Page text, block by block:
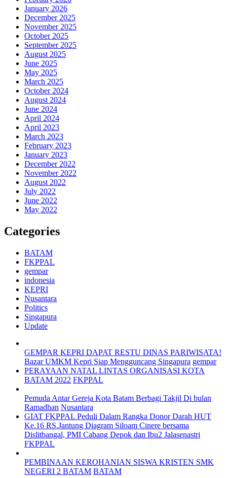
January 2026
December 2025
November 2025
October 2025
September 2025
August 2025
June 2025
May 2025
March 2025
October 2024
August 2024
June 2024
April 2024
April 2023
March 2023
February 2023
January 2023
December 2022
November 2022
August 2022
July 2022
June 2022
May 2022
Categories
BATAM
FKPPAL
gempar
indonesia
KEPRI
Nusantara
Politics
Singapura
Update
GEMPAR KEPRI DAPAT RESTU DINAS PARIWISATA!
Bazar UMKM Kepri Siap Mengguncang Singapura gempar
PERAYAAN NATAL LINTAS ORGANISASI KOTA
BATAM 2022 FKPPAL
Pemuda Antar Gereja Kota Batam Berbagi Takjil Di bulan
Ramadhan Nusantara
GIAT FKPPAL Peduli Dalam Rangka Donor Darah HUT
Ke.16 RS.Jantung Diagram Siloam Cinere bersama
Dislitbangal, PMI Cabang Depok dan Ibu2 Jalasenastri
FKPPAL
PEMBINAAN KEROHANIAN SISWA KRISTEN SMK
NEGERI 2 BATAM BATAM